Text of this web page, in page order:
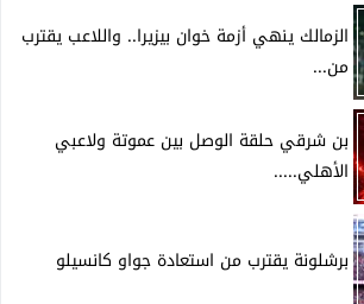
الزمالك ينهي أزمة خوان بيزيرا.. واللاعب يقترب
من...
بن شرقي حلقة الوصل بين عموتة ولاعبي
الأهلي.....
برشلونة يقترب من استعادة جواو كانسيلو